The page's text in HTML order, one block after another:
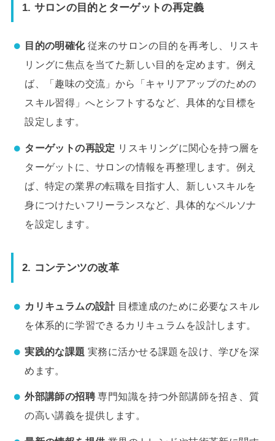
1. サロンの目的とターゲットの再定義
目的の明確化従来のサロンの目的を再考し、リスキ
リングに焦点を当てた新しい目的を定めます。例え
ば、「趣味の交流」から「キャリアアップのための
スキル習得」へとシフトするなど、具体的な目標を
設定します。
ターゲットの再設定 リスキリングに関心を持つ層を
ターゲットに、サロンの情報を再整理します。例え
ば、特定の業界の転職を目指す人、新しいスキルを
身につけたいフリーランスなど、具体的なペルソナ
を設定します。
2. コンテンツの改革
カリキュラムの設計目標達成のために必要なスキル
を体系的に学習できるカリキュラムを設計します。
実践的な課題 実務に活かせる課題を設け、学びを深
めます。
外部講師の招聘専門知識を持つ外部講師を招き、質
の高い講義を提供します。